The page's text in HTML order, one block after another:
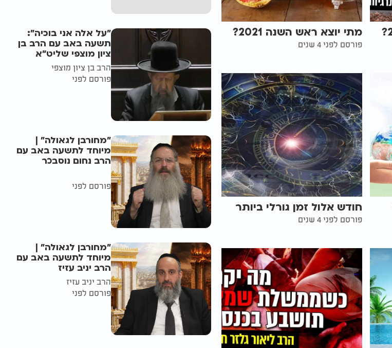
מתי יוצא ראש השנה 2021?
מתי יוצא ראש השנה 2021?
פורסם לפני 4 שנים
חודש אלול זמן גורלי ביותר
פורסם לפני 4 שנים
"על אלה אני בוכיה":
תשעה באב עם הרב בן
ציון מוצפי שליט"א
הרב בן ציון מוצפי
פורסם לפני
"מחורבן לגאולה" |
מיוחד לתשעה באב עם
הרב נחום נוסבכר
פורסם לפני
"מחורבן לגאולה" |
מיוחד לתשעה באב עם
הרב יניב עזיז
הרב יניב עזיז
פורסם לפני